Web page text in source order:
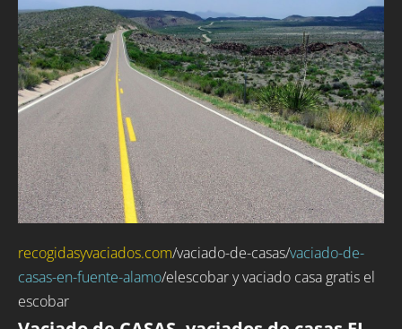
recogidasyvaciados.com/vaciado-de-casas/vaciado-de-
casas-en-fuente-alamo/elescobar y vaciado casa gratis el
escobar